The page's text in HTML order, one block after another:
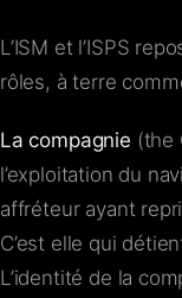
L’ISM et l’ISPS
rôles, à terre
La compagnie (the
l’exploitation du
affréteur ayant
C’est elle qui
L’identité de la